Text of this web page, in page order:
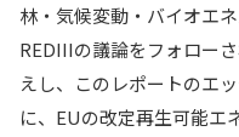
林・気候変動・バイオエ
REDIIIの議論をフォロー
えし、このレポートのエ
に、EUの改定再生可能エ